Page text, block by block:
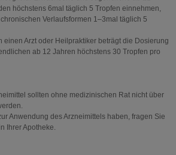
höchstens 6mal täglich 5 Tropfen einnehmen,
Verlaufsformen 1–3mal täglich 5
einen Arzt oder Heilpraktiker beträgt die Dosierung
ab 12 Jahren höchstens 30 Tropfen pro
sollten ohne medizinischen Rat nicht über
Anwendung des Arzneimittels haben, fragen Sie
Ihrer Apotheke.